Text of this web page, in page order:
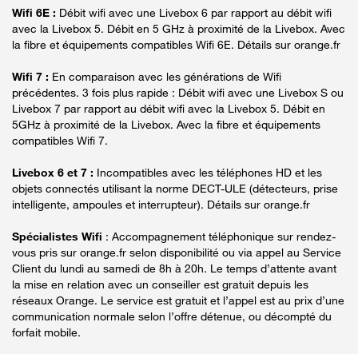
Wifi 6E : Débit wifi avec une Livebox 6 par rapport au débit wifi
avec la Livebox 5. Débit en 5 GHz à proximité de la Livebox. Avec
la fibre et équipements compatibles Wifi 6E. Détails sur orange.fr
Wifi 7 : En comparaison avec les générations de Wifi
précédentes. 3 fois plus rapide : Débit wifi avec une Livebox S ou
Livebox 7 par rapport au débit wifi avec la Livebox 5. Débit en
5GHz à proximité de la Livebox. Avec la fibre et équipements
compatibles Wifi 7.
Livebox 6 et 7 : Incompatibles avec les téléphones HD et les
objets connectés utilisant la norme DECT-ULE (détecteurs, prise
intelligente, ampoules et interrupteur). Détails sur orange.fr
Spécialistes Wifi : Accompagnement téléphonique sur rendez-
vous pris sur orange.fr selon disponibilité ou via appel au Service
Client du lundi au samedi de 8h à 20h. Le temps d’attente avant
la mise en relation avec un conseiller est gratuit depuis les
réseaux Orange. Le service est gratuit et l’appel est au prix d’une
communication normale selon l’offre détenue, ou décompté du
forfait mobile.